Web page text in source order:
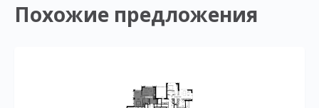
Похожие предложения